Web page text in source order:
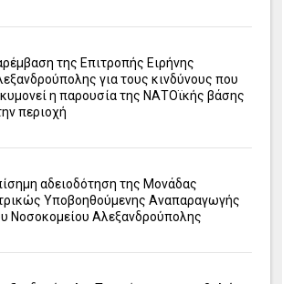
της Επιτροπής Ειρήνης
για τους κινδύνους που
η παρουσία της ΝΑΤΟϊκής βάσης
περιοχή
αδειοδότηση της Μονάδας
Υποβοηθούμενης Αναπαραγωγής
Νοσοκομείου Αλεξανδρούπολης